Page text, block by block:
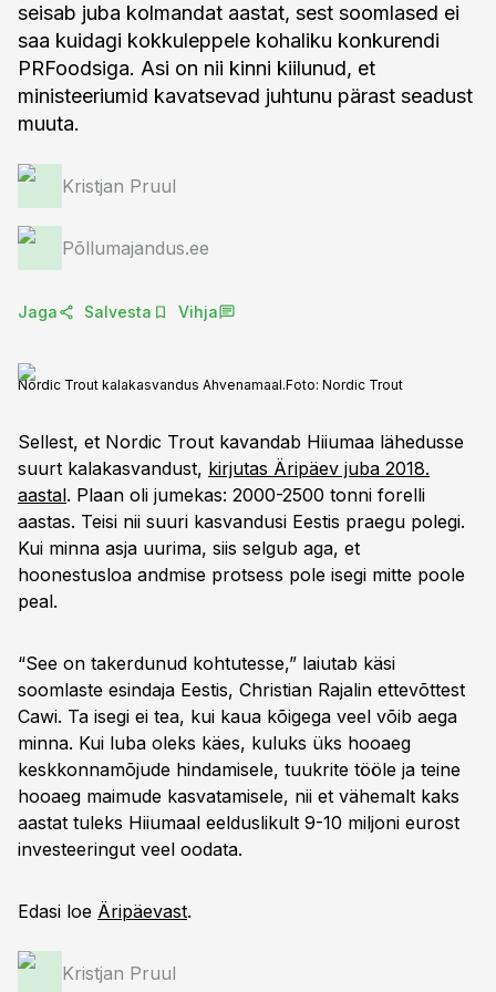
seisab juba kolmandat aastat, sest soomlased ei
saa kuidagi kokkuleppele kohaliku konkurendi
PRFoodsiga. Asi on nii kinni kiilunud, et
ministeeriumid kavatsevad juhtunu pärast seadust
muuta.
Kristjan Pruul
Põllumajandus.ee
Jaga Salvesta Vihja
Nordic Trout kalakasvandus Ahvenamaal.Foto: Nordic Trout
Sellest, et Nordic Trout kavandab Hiiumaa lähedusse
suurt kalakasvandust, kirjutas Äripäev juba 2018.
aastal. Plaan oli jumekas: 2000-2500 tonni forelli
aastas. Teisi nii suuri kasvandusi Eestis praegu polegi.
Kui minna asja uurima, siis selgub aga, et
hoonestusloa andmise protsess pole isegi mitte poole
peal.
“See on takerdunud kohtutesse,” laiutab käsi
soomlaste esindaja Eestis, Christian Rajalin ettevõttest
Cawi. Ta isegi ei tea, kui kaua kõigega veel võib aega
minna. Kui luba oleks käes, kuluks üks hooaeg
keskkonnamõjude hindamisele, tuukrite tööle ja teine
hooaeg maimude kasvatamisele, nii et vähemalt kaks
aastat tuleks Hiiumaal eelduslikult 9-10 miljoni eurost
investeeringut veel oodata.
Edasi loe Äripäevast.
Kristjan Pruul